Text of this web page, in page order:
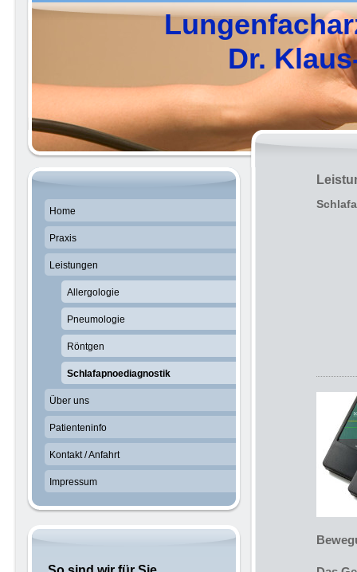
Dr. Klaus-
Home
Praxis
Leistungen
Allergologie
Pneumologie
Röntgen
Schlafapnoediagnostik
Über uns
Patienteninfo
Kontakt / Anfahrt
Impressum